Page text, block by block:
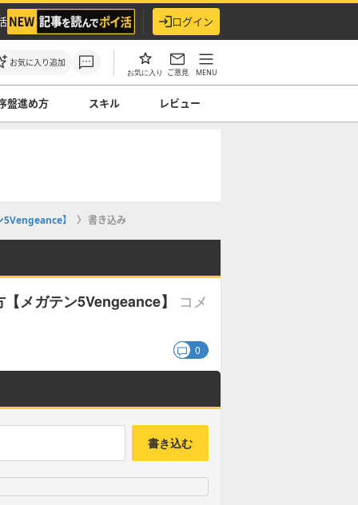
ログイン
お気に入り追加
お気に入り ご意見 MENU
盤進め方 スキル レビュー
】 書き込み
メガテン5Vengeance】
コメ
0
書き込む